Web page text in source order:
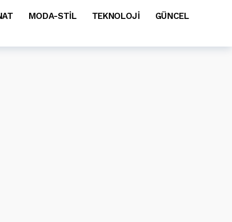
MODA-STİL TEKNOLOJİ
GÜNCEL